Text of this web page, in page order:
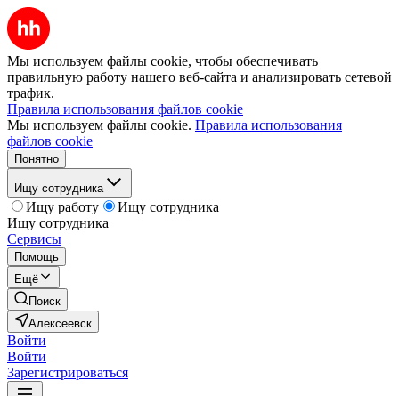
Мы используем файлы cookie, чтобы обеспечивать
правильную работу нашего веб-сайта и анализировать сетевой
трафик.
Правила использования файлов cookie
Мы используем файлы cookie. Правила использования
файлов cookie
Понятно
Ищу сотрудника
Ищу работу
Ищу сотрудника
Ищу сотрудника
Сервисы
Помощь
Ещё
Поиск
Алексеевск
Войти
Войти
Зарегистрироваться